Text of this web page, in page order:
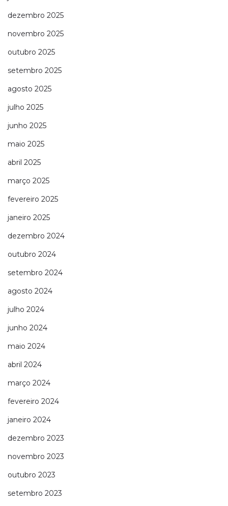
dezembro 2025
novembro 2025
outubro 2025
setembro 2025
agosto 2025
julho 2025
junho 2025
maio 2025
abril 2025
março 2025
fevereiro 2025
janeiro 2025
dezembro 2024
outubro 2024
setembro 2024
agosto 2024
julho 2024
junho 2024
maio 2024
abril 2024
março 2024
fevereiro 2024
janeiro 2024
dezembro 2023
novembro 2023
outubro 2023
setembro 2023